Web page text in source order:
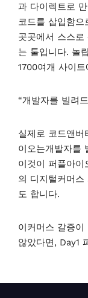
과 다이렉트로
코드를 삽입함
곳곳에서 스스
는 툴입니다. 놀
1700여개 사이
“개발자를 빌려
실제로 코드앤
이오는개발자를
이것이 퍼플아
의 디지털커머
도 합니다.
이커머스 갈증이
않았다면, Day1